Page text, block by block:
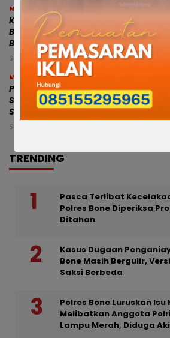
News
Kepsek SMPN 5 Bone Buka Suara:
Berada di Prancis untuk Diplomasi
Budaya, Sekolah Tetap Dipantau
Sabtu, 8 Agu 2026 - 21:48 WITA
Makassar
Perkuat Mitigasi Kekeringan, Gubernur
Sulsel Siapkan Bantuan Pompa Air dan
Sumur Bor untuk Wilayah Petanian
Sabtu, 8 Agu 2026 - 20:17 WITA
TRENDING
Pasca Terlibat
Polres Bone Diperiksa
Ditahan
Kasus Dugaan
Bone Masih Bergulir,
Saksi Berbeda
Polres Bone Luruskan
Melibatkan Anggota
Lampu Merah, Diduga